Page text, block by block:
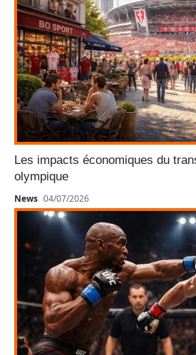
Les impacts économiques du
olympique
News 04/07/2026